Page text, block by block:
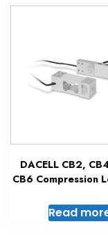
DACELL CB2,
CB6 Compression
Read